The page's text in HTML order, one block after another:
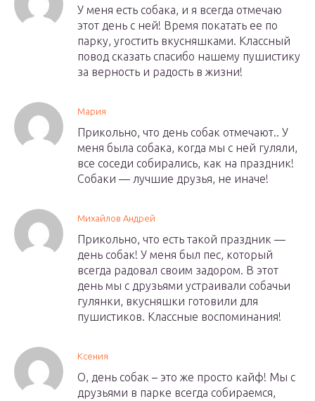
У меня есть собака, и я всегда отмечаю
этот день с ней! Время покатать ее по
парку, угостить вкусняшками. Классный
повод сказать спасибо нашему пушистику
за верность и радость в жизни!
Мария
Прикольно, что день собак отмечают.. У
меня была собака, когда мы с ней гуляли,
все соседи собирались, как на праздник!
Собаки — лучшие друзья, не иначе!
Михайлов Андрей
Прикольно, что есть такой праздник —
день собак! У меня был пес, который
всегда радовал своим задором. В этот
день мы с друзьями устраивали собачьи
гулянки, вкусняшки готовили для
пушистиков. Классные воспоминания!
Ксения
О, день собак – это же просто кайф! Мы с
друзьями в парке всегда собираемся,